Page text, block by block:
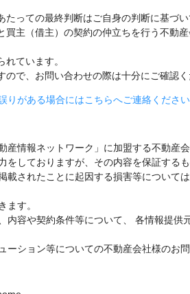
っての最終判断はご自身の判断に基づい
主（借主）の契約の仲立ちを行う不動産
ています。
で、お問い合わせの際は十分にご確認く
りがある場合にはこちらへご連絡ください
情報ネットワーク」に加盟する不動産
しておりますが、その内容を保証する
されたことに起因する損害等について
ます。
容や契約条件等について、 各情報提供
ーション等についての不動産会社様のお